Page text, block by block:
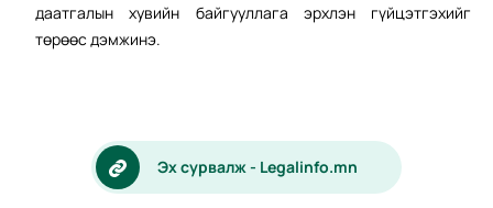
даатгалын хувийн байгууллага эрхлэн гүйцэтгэхийг
төрөөс дэмжинэ.
Эх сурвалж - Legalinfo.mn